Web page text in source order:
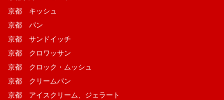
京都 キッシュ
京都 パン
京都 サンドイッチ
京都 クロワッサン
京都 クロック・ムッシュ
京都 クリームパン
京都 アイスクリーム、ジェラート